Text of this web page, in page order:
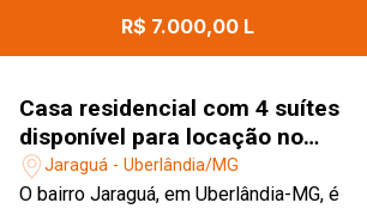
R$ 7.000,00 L
Casa residencial com 4 suítes
disponível para locação no
bairro Jaraguá em Uberlândia-
MG
Jaraguá - Uberlândia/MG
O bairro Jaraguá, em Uberlândia-MG, é